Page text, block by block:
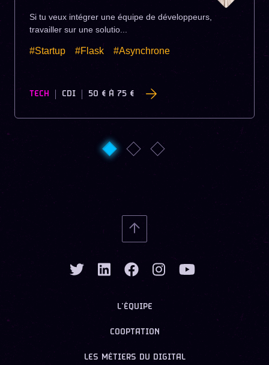
Si tu veux intégrer une équipe de développeurs,
travailler sur une solutio...
#Startup #Flask #Asynchrone
TECH CDI 50 € À 75 €
L’ÉQUIPE
COOPTATION
LES MÉTIERS DU DIGITAL